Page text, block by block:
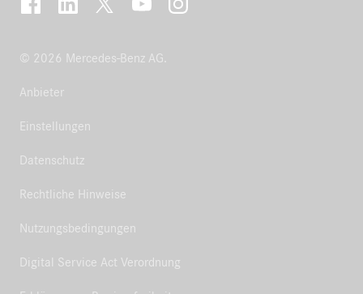
© 2026 Mercedes-Benz AG.
Anbieter
Einstellungen
Datenschutz
Rechtliche Hinweise
Nutzungsbedingungen
Digital Service Act Verordnung